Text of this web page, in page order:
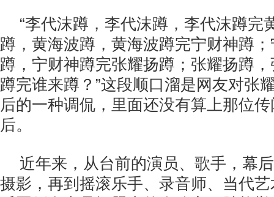
“李代沫蹲，李代沫蹲，李代沫蹲完
蹲，黄海波蹲，黄海波蹲完宁财神蹲
蹲，宁财神蹲完张耀扬蹲；张耀扬蹲
蹲完谁来蹲？”这段顺口溜是网友对张
后的一种调侃，里面还没有算上那位
后。
近年来，从台前的演员、歌手，幕
摄影，再到摇滚乐手、录音师、当代